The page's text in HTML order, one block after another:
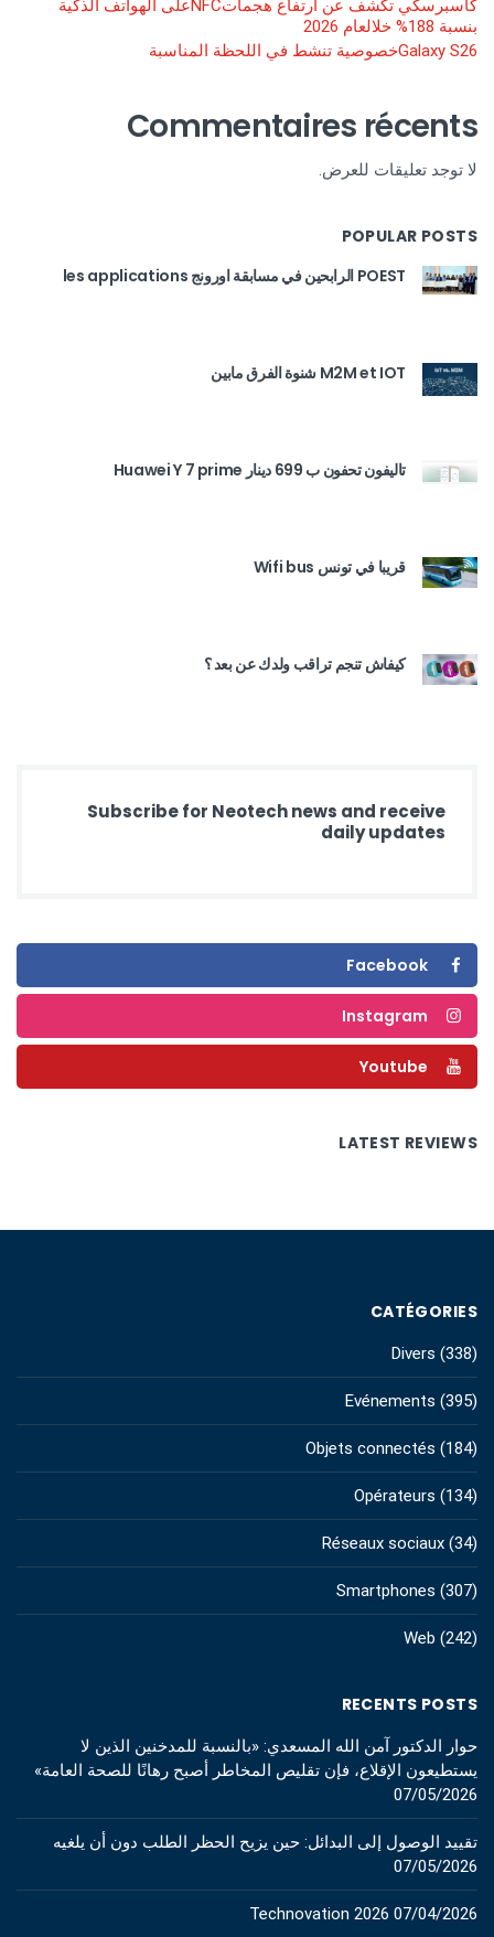
كاسبرسكي تكشف عن ارتفاع هجماتNFCعلى الهواتف الذكية
بنسبة 188% خلالعام 2026
Galaxy S26خصوصية تنشط في اللحظة المناسبة
Commentaires récents
لا توجد تعليقات للعرض.
POPULAR POSTS
POEST الرابحين في مسابقة اورونج les applications
M2M et IOT شنوة الفرق مابين
تاليفون تحفون ب 699 دينار Huawei Y 7 prime
قريبا في تونس Wifi bus
كيفاش تنجم تراقب ولدك عن بعد ؟
Subscribe for Neotech news and receive
daily updates
Facebook
Instagram
Youtube
LATEST REVIEWS
CATÉGORIES
Divers (338)
Evénements (395)
Objets connectés (184)
Opérateurs (134)
Réseaux sociaux (34)
Smartphones (307)
Web (242)
RECENTS POSTS
حوار الدكتور آمن الله المسعدي: «بالنسبة للمدخنين الذين لا
يستطيعون الإقلاع، فإن تقليص المخاطر أصبح رهانًا للصحة العامة»
07/05/2026
تقييد الوصول إلى البدائل: حين يزيح الحظر الطلب دون أن يلغيه
07/05/2026
Technovation 2026 07/04/2026